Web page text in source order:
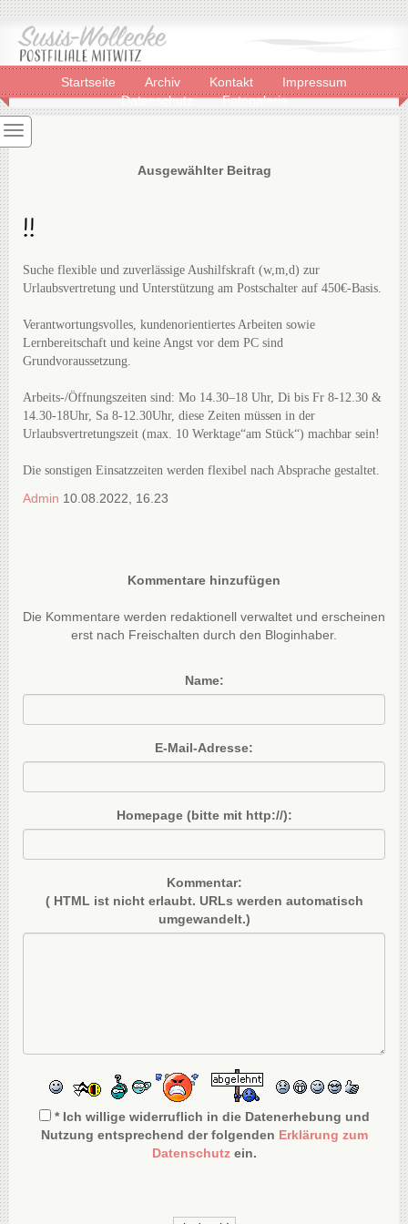
Startseite Archiv Kontakt
Impressum
Datenschutz
Fotogalerie
Ausgewählter Beitrag
!!
Suche flexible und zuverlässige Aushilfskraft (w,m,d) zur
Urlaubsvertretung und Unterstützung am Postschalter auf 450€-Basis.
Verantwortungsvolles, kundenorientiertes Arbeiten sowie
Lernbereitschaft und keine Angst vor dem PC sind
Grundvoraussetzung.
Arbeits-/Öffnungszeiten sind: Mo 14.30–18 Uhr, Di bis Fr 8-12.30 &
14.30-18Uhr, Sa 8-12.30Uhr, diese Zeiten müssen in der
Urlaubsvertretungszeit (max. 10 Werktage“am Stück“) machbar sein!
Die sonstigen Einsatzzeiten werden flexibel nach Absprache gestaltet.
Admin 10.08.2022, 16.23
Kommentare hinzufügen
Die Kommentare werden redaktionell verwaltet und erscheinen
erst nach Freischalten durch den Bloginhaber.
Name:
E-Mail-Adresse:
Homepage (bitte mit http://):
Kommentar:
( HTML ist nichterlaubt. URLs werden automatisch
umgewandelt.)
* Ich willige widerruflich in die Datenerhebung und
Nutzung entsprechend der folgenden Erklärung zum
Datenschutzein.